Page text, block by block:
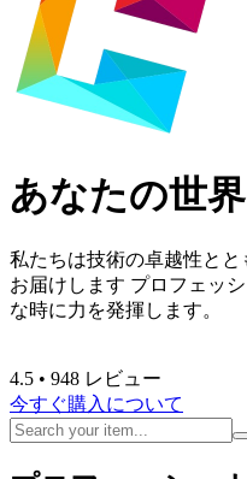
あなたの世
私たちは技術の卓越性と
お届けします プロフェッ
な時に力を発揮します。
4.5 • 948 レビュー
今すぐ購入 について